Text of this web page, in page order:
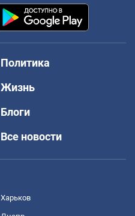
Политика
Жизнь
Блоги
Все новости
Харьков